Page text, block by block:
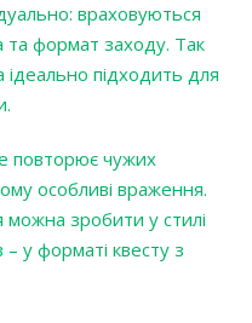
враховуються
та формат заходу. Так
підходить для
повторює чужих
особливі враження.
зробити у стилі
– у форматі квесту з